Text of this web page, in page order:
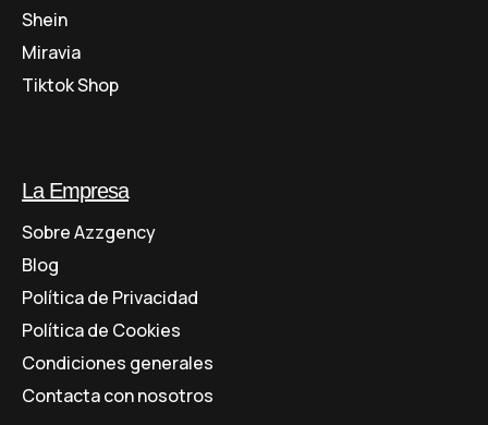
Shein
Miravia
Tiktok Shop
La Empresa
Sobre Azzgency
Blog
Política de Privacidad
Política de Cookies
Condiciones generales
Contacta con nosotros